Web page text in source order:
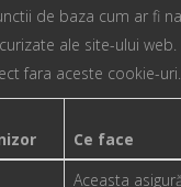
de baza cum ar fi
ale site-ului
fara aceste cookie-uri.
Ce face
Aceasta